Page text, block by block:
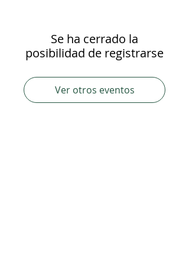
Se ha cerrado la
posibilidad de registrarse
Ver otros eventos